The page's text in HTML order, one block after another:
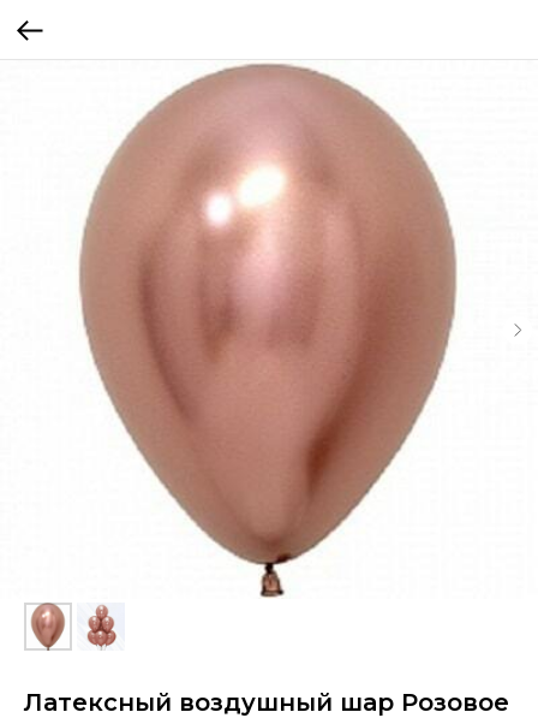
Латексный воздушный шар Розовое